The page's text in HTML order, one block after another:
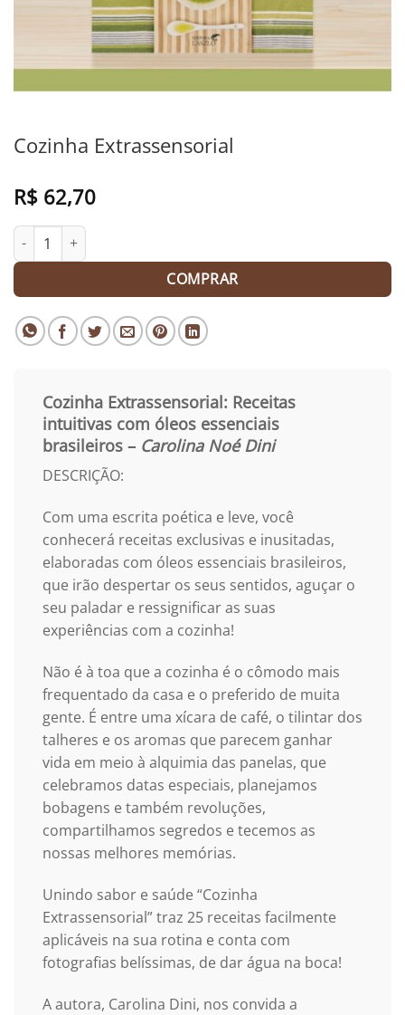
Cozinha Extrassensorial
R$ 62,70
Cozinha Extrassensorial quantidade
COMPRAR
Cozinha Extrassensorial: Receitas
intuitivas com óleos essenciais
brasileiros – Carolina Noé Dini
DESCRIÇÃO:
Com uma escrita poética e leve, você
conhecerá receitas exclusivas e inusitadas,
elaboradas com óleos essenciais brasileiros,
que irão despertar os seus sentidos, aguçar o
seu paladar e ressignificar as suas
experiências com a cozinha!
Não é à toa que a cozinha é o cômodo mais
frequentado da casa e o preferido de muita
gente. É entre uma xícara de café, o tilintar dos
talheres e os aromas que parecem ganhar
vida em meio à alquimia das panelas, que
celebramos datas especiais, planejamos
bobagens e também revoluções,
compartilhamos segredos e tecemos as
nossas melhores memórias.
Unindo sabor e saúde “Cozinha
Extrassensorial” traz 25 receitas facilmente
aplicáveis na sua rotina e conta com
fotografias belíssimas, de dar água na boca!
A autora, Carolina Dini, nos convida a